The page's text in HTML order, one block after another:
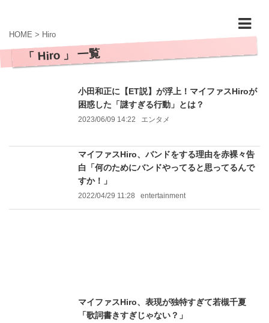
HOME > Hiro
「 Hiro 」 一覧
小田和正に【ET説】が浮上！マイファスHiroが
困惑した「謎すぎる行動」とは？
2023/06/09 14:22 エンタメ
マイファスHiro、バンドをする理由を赤裸々告
白「何のためにバンドやってると思ってるんで
すか！」
2022/04/29 11:28 entertainment
マイファスHiro、表現が独特すぎて若槻千夏
「歌詞書きすぎじゃない？」